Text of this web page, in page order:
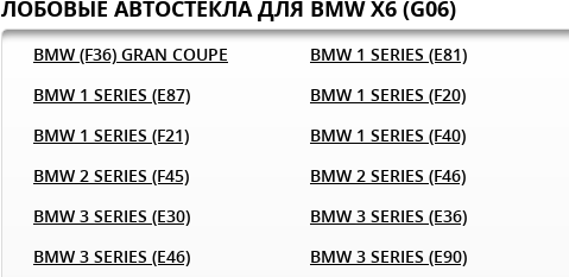
ЛОБОВЫЕ АВТОСТЕКЛА ДЛЯ BMW X6 (G06)
BMW (F36) GRAN COUPE
BMW 1 SERIES (E81)
BMW 1 SERIES (E87)
BMW 1 SERIES (F20)
BMW 1 SERIES (F21)
BMW 1 SERIES (F40)
BMW 2 SERIES (F45)
BMW 2 SERIES (F46)
BMW 3 SERIES (E30)
BMW 3 SERIES (E36)
BMW 3 SERIES (E46)
BMW 3 SERIES (E90)